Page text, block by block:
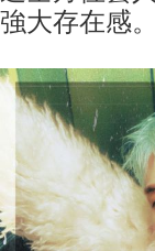
強大存在感。